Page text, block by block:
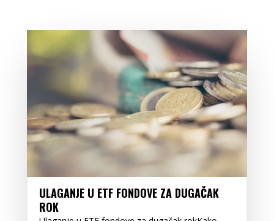
ULAGANJE U ETF FONDOVE ZA DUGAČAK
ROK